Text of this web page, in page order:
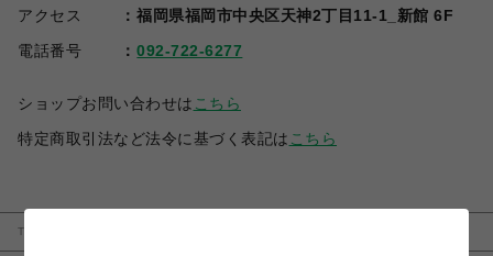
アクセス
福岡県福岡市中央区天神2丁目11-1_新館 6F
電話番号
092-722-6277
ショップお問い合わせは こちら
特定商取引法など法令に基づく表記は こちら
TOP